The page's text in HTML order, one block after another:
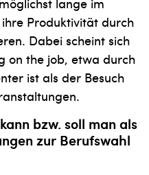
Produktivität durch
Dabei scheint sich
on the job, etwa durch
ist als der Besuch
bzw. soll man als
zur Berufswahl